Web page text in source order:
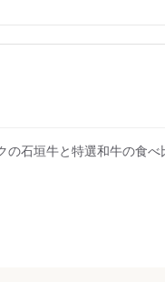
石垣牛と特選和牛の食べ